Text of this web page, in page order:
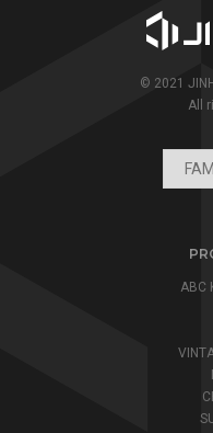
© 2021
All
ABC